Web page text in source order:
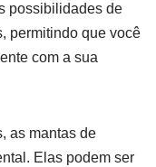
possibilidades de
permitindo que você
com a sua
as mantas de
Elas podem ser